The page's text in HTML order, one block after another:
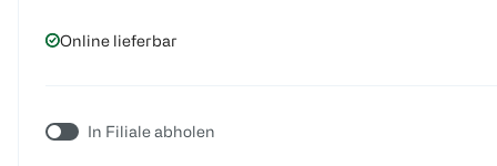
Online lieferbar
In Filiale abholen